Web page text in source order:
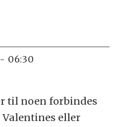
- 06:30
til noen forbindes
Valentines eller